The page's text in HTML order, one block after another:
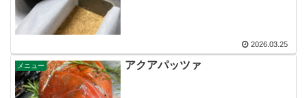
2026.03.25
メニュー アクアパッツァ